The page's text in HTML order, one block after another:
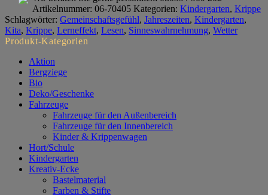
MengeArtikelnummer: 06-70405 Kategorien: Kindergarten, Krippe
Schlagwörter: Gemeinschaftsgefühl, Jahreszeiten, Kindergarten,
Kita, Krippe, Lerneffekt, Lesen, Sinneswahrnehmung, Wetter
Produkt-Kategorien
Aktion
Bergziege
Bio
Deko/Geschenke
Fahrzeuge
Fahrzeuge für den Außenbereich
Fahrzeuge für den Innenbereich
Kinder & Krippenwagen
Hort/Schule
Kindergarten
Kreativ-Ecke
Bastelmaterial
Farben & Stifte